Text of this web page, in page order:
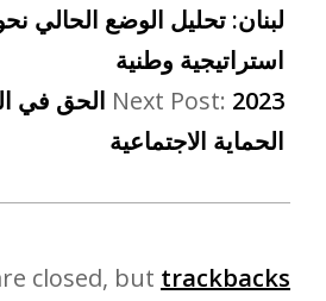
لبنان: تحليل الوضع الحالي
استراتيجية وطنية
Next Post: 2023 الحق
الحماية الاجتماعية
closed, but trackbacks